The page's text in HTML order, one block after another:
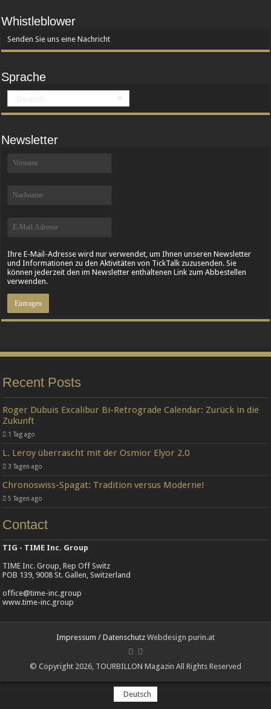
Whistleblower
Senden Sie uns eine Nachricht
Sprache
Newsletter
Ihre E-Mail-Adresse wird nur verwendet, um Ihnen unseren Newsletter
und Informationen zu den Aktivitäten von TickTalk zuzusenden. Sie
können jederzeit den im Newsletter enthaltenen Link zum Abbestellen
verwenden.
Recent Posts
Roger Dubuis Excalibur Bi-Retrograde Calendar: Zurück in die
Zukunft
1 Tag ago
L. Leroy überrascht mit der Osmior Elyor 2.0
3 Tagen ago
Chronoswiss-Spagat: Tradition versus Moderne!
5 Tagen ago
Contact
TIG - TIME Inc. Group
TIME Inc. Group, Rep Off Switz
POB 139, 9008 St. Gallen, Switzerland
office@time-inc.group
www.time-inc.group
Impressum / Datenschutz Webdesign purin.at
© Copyright 2026, TOURBILLON Magazin All Rights Reserved
Deutsch